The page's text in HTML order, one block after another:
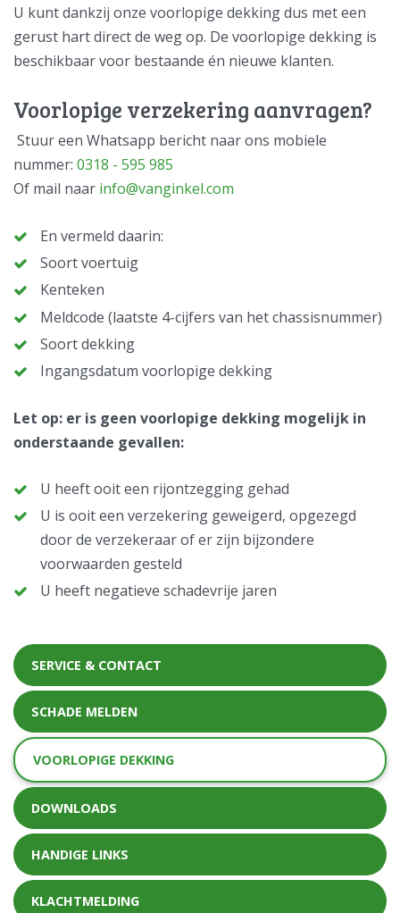
U kunt dankzij onze voorlopige dekking dus met een
gerust hart direct de weg op. De voorlopige dekking is
beschikbaar voor bestaande én nieuwe klanten.
Voorlopige verzekering aanvragen?
Stuur een Whatsapp bericht naar ons mobiele
nummer: 0318 - 595 985
Of mail naar info@vanginkel.com
En vermeld daarin:
Soort voertuig
Kenteken
Meldcode (laatste 4-cijfers van het chassisnummer)
Soort dekking
Ingangsdatum voorlopige dekking
Let op: er is geen voorlopige dekking mogelijk in
onderstaande gevallen:
U heeft ooit een rijontzegging gehad
U is ooit een verzekering geweigerd, opgezegd
door de verzekeraar of er zijn bijzondere
voorwaarden gesteld
U heeft negatieve schadevrije jaren
SERVICE & CONTACT
SCHADE MELDEN
VOORLOPIGE DEKKING
DOWNLOADS
HANDIGE LINKS
KLACHTMELDING